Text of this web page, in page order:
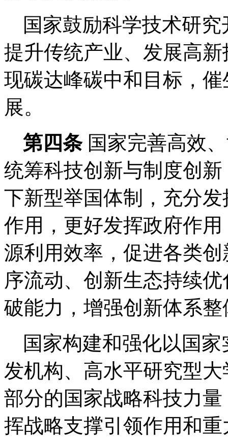
国家鼓励科学技术研
提升传统产业、发展高
现碳达峰碳中和目标，
展。
第四条 国家完善高效
统筹科技创新与制度创
下新型举国体制，充分
作用，更好发挥政府作
源利用效率，促进各类
序流动、创新生态持续
破能力，增强创新体系
国家构建和强化以国
发机构、高水平研究型
部分的国家战略科技力
挥战略支撑引领作用和